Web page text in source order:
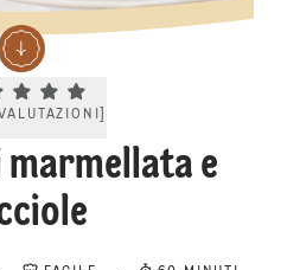
Current rating 5.0. Click to rate.
e